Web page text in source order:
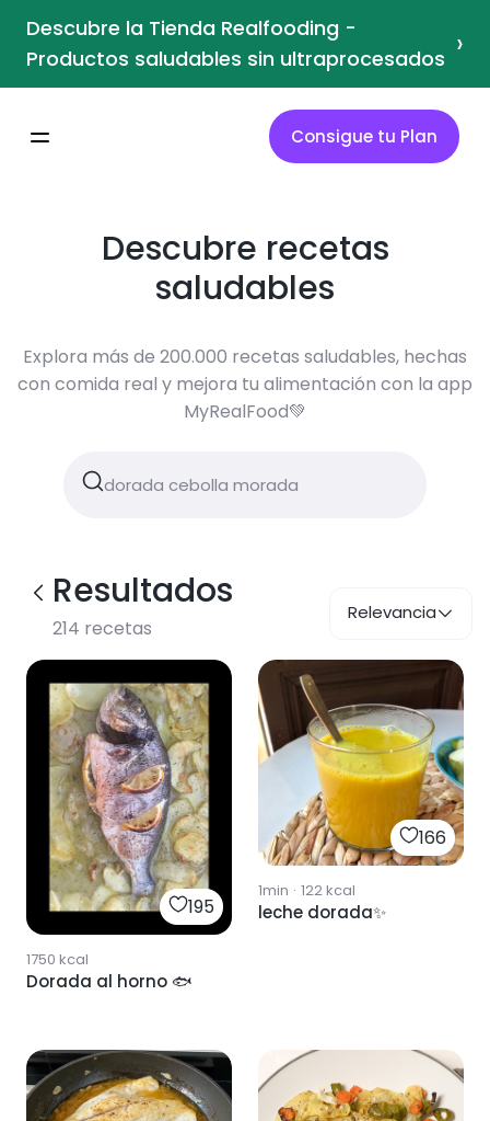
Descubre la Tienda Realfooding -
Productos saludables sin ultraprocesados ›
Consigue tu Plan
Descubre recetas
saludables
Explora más de 200.000 recetas saludables, hechas
con comida real y mejora tu alimentación con la app
MyRealFood💚
Resultados
214 recetas
Relevancia
195
1750 kcal
Dorada al horno 🐟
166
1min · 122kcal
leche dorada✨